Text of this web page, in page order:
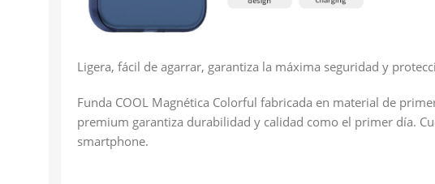
Ligera, fácil de agarrar, garantiza la máxima seguridad y
Funda COOL Magnética Colorful fabricada en material de
premium garantiza durabilidad y calidad como el primer día.
smartphone.